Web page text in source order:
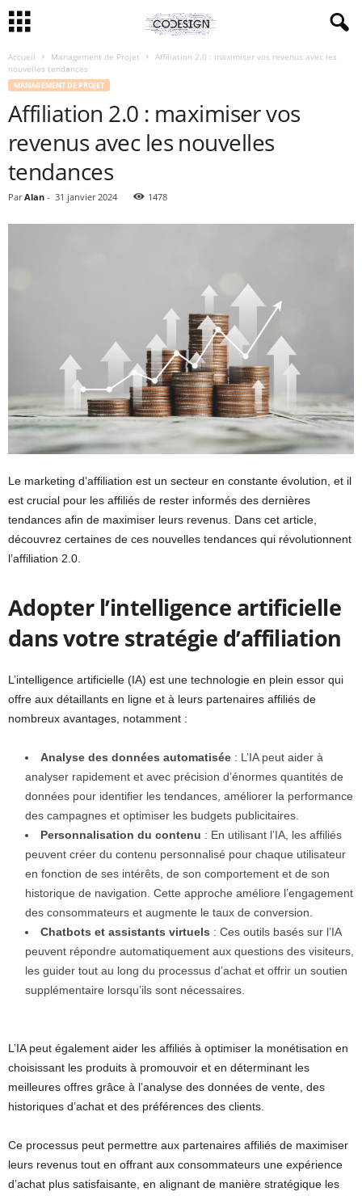
Accueil Management de Projet
Affiliation 2.0 : maximiser vos revenus avec les
nouvelles tendances
MANAGEMENT DE PROJET
Affiliation 2.0 : maximiser vos
revenus avec les nouvelles
tendances
Par Alan - 31 janvier 2024 1478
Le marketing d’affiliation est un secteur en constante évolution, et il
est crucial pour les affiliés de rester informés des dernières
tendances afin de maximiser leurs revenus. Dans cet article,
découvrez certaines de ces nouvelles tendances qui révolutionnent
l’affiliation 2.0.
Adopter l’intelligence artificielle
dans votre stratégie d’affiliation
L’intelligence artificielle (IA) est une technologie en plein essor qui
offre aux détaillants en ligne et à leurs partenaires affiliés de
nombreux avantages, notamment :
Analyse des données automatisée : L’IA peut aider à
analyser rapidement et avec précision d’énormes quantités de
données pour identifier les tendances, améliorer la performance
des campagnes et optimiser les budgets publicitaires.
Personnalisation du contenu : En utilisant l’IA, les affiliés
peuvent créer du contenu personnalisé pour chaque utilisateur
en fonction de ses intérêts, de son comportement et de son
historique de navigation. Cette approche améliore l’engagement
des consommateurs et augmente le taux de conversion.
Chatbots et assistants virtuels : Ces outils basés sur l’IA
peuvent répondre automatiquement aux questions des visiteurs,
les guider tout au long du processus d’achat et offrir un soutien
supplémentaire lorsqu’ils sont nécessaires.
L’IA peut également aider les affiliés à optimiser la monétisation en
choisissant les produits à promouvoir et en déterminant les
meilleures offres grâce à l’analyse des données de vente, des
historiques d’achat et des préférences des clients.
Ce processus peut permettre aux partenaires affiliés de maximiser
leurs revenus tout en offrant aux consommateurs une expérience
d’achat plus satisfaisante, en alignant de manière stratégique les